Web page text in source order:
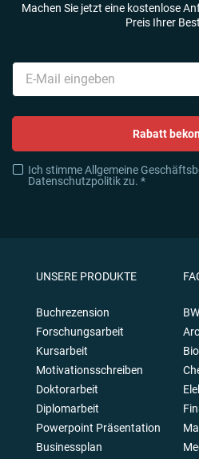
Machen Sie jetzt eine kostenlose
Preis Ihrer
Ich stimme Allgemeine
Datenschutzpolitik zu. *
Rabatt
UNSERE PRODUKTE
Buchrezension
Forschungsarbeit
Kursarbeit
Motivationsschreiben
Doktorarbeit
Diplomarbeit
Powerpoint Präsentation
Businessplan